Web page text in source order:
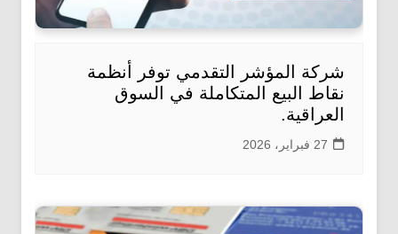
شركة المؤشر التقدمي توفر أنظمة
نقاط البيع المتكاملة في السوق
العراقية.
27 فبراير، 2026